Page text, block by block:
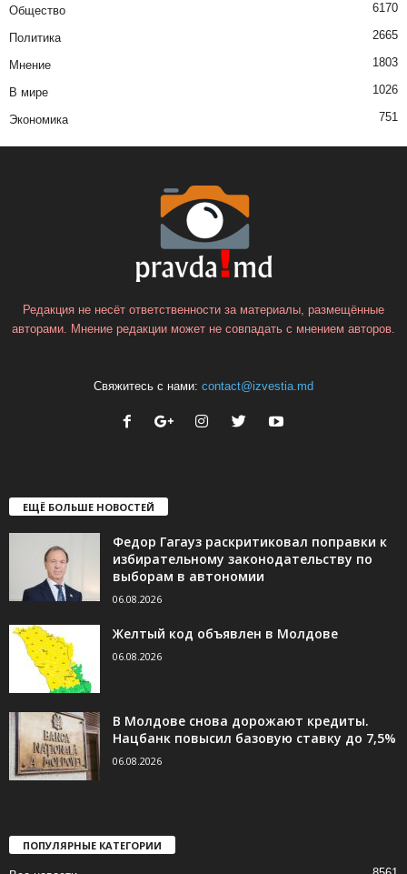
Общество 6170
Политика 2665
Мнение 1803
В мире 1026
Экономика 751
Редакция не несёт ответственности за материалы, размещённые
авторами. Мнение редакции может не совпадать с мнением авторов.
Свяжитесь с нами: contact@izvestia.md
ЕЩЁ БОЛЬШЕ НОВОСТЕЙ
Федор Гагауз раскритиковал поправки к
избирательному законодательству по
выборам в автономии
06.08.2026
Желтый код объявлен в Молдове
06.08.2026
В Молдове снова дорожают кредиты.
Нацбанк повысил базовую ставку до 7,5%
06.08.2026
ПОПУЛЯРНЫЕ КАТЕГОРИИ